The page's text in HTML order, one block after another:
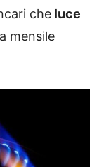
che luce
mensile